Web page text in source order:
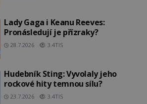
Lady Gaga i Keanu Reeves:
Pronásledují je přízraky?
28.7.2026 3.4TIS
Hudebník Sting: Vyvolaly jeho
rockové hity temnou sílu?
23.7.2026 3.4TIS